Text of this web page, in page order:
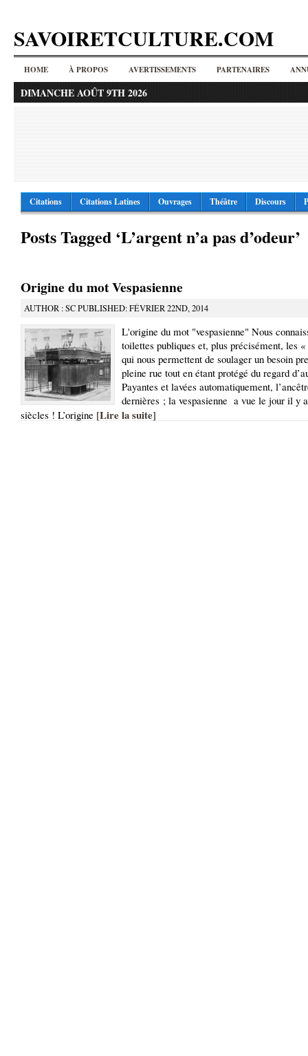
SAVOIRETCULTURE.COM
HOME À PROPOS AVERTISSEMENTS PARTENAIRES
DIMANCHE AOÛT 9TH 2026
Citations Citations Latines Ouvrages Théâtre Discours
Posts Tagged ‘L’argent n’a pas d’odeur’
Origine du mot Vespasienne
AUTHOR : SC PUBLISHED: FÉVRIER 22ND, 2014
L'origine du mot "vespasienne" Nous
toilettes publiques et, plus précisément, les
qui nous permettent de soulager un besoin
pleine rue tout en étant protégé du regard
Payantes et lavées automatiquement,
dernières ; la vespasienne a vue le jour il y
siècles ! L’origine [Lire la suite]